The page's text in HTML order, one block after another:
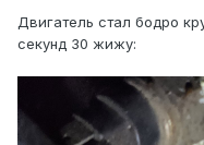
Двигатель стал бодро
секунд 30 жижу: